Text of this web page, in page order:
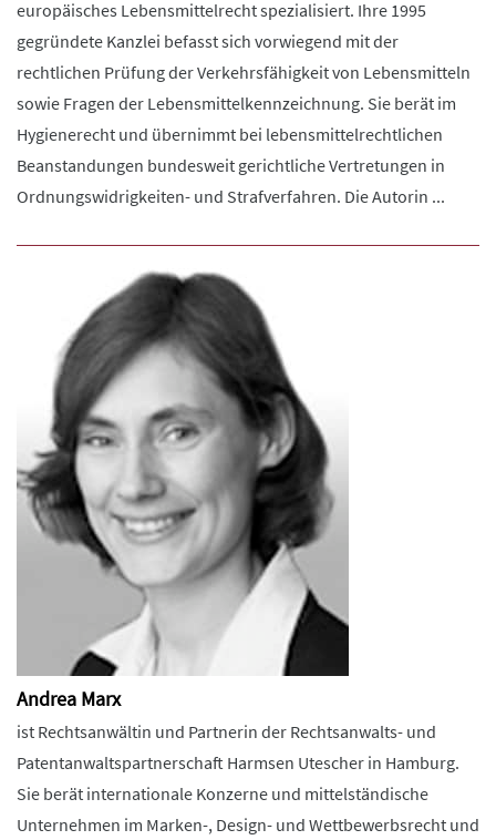
europäisches Lebensmittelrecht spezialisiert. Ihre 1995
gegründete Kanzlei befasst sich vorwiegend mit der
rechtlichen Prüfung der Verkehrsfähigkeit von Lebensmitteln
sowie Fragen der Lebensmittelkennzeichnung. Sie berät im
Hygienerecht und übernimmt bei lebensmittelrechtlichen
Beanstandungen bundesweit gerichtliche Vertretungen in
Ordnungswidrigkeiten- und Strafverfahren. Die Autorin ...
Andrea Marx
ist Rechtsanwältin und Partnerin der Rechtsanwalts- und
Patentanwaltspartnerschaft Harmsen Utescher in Hamburg.
Sie berät internationale Konzerne und mittelständische
Unternehmen im Marken-, Design- und Wettbewerbsrecht und